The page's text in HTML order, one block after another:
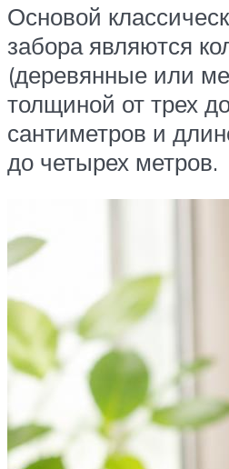
Основой
забора являются
(деревянные или
толщиной от трех
сантиметров и
до четырех метров.